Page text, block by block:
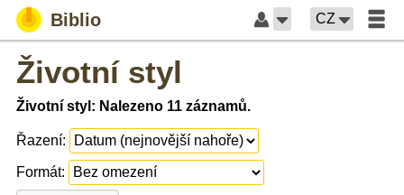
Biblio CZ
Životní styl
Životní styl: Nalezeno 11 záznamů.
Řazení:
Formát: